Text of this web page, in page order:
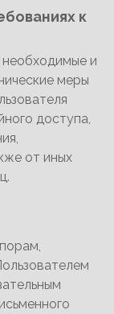
к
необходимые и
меры
доступа,
от иных